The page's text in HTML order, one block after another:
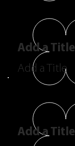
Add a Title
Add a Title
Add a Title